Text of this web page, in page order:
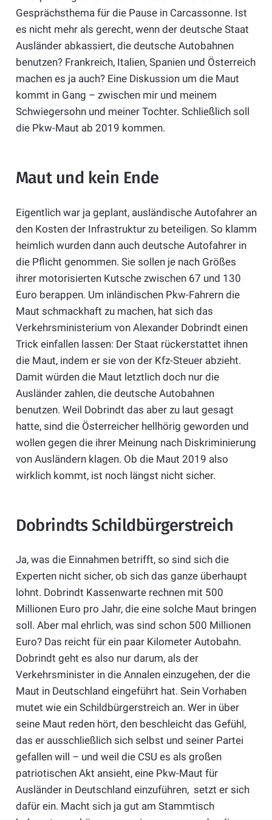
Gesprächsthema für die Pause in Carcassonne. Ist
es nicht mehr als gerecht, wenn der deutsche Staat
Ausländer abkassiert, die deutsche Autobahnen
benutzen? Frankreich, Italien, Spanien und Österreich
machen es ja auch? Eine Diskussion um die Maut
kommt in Gang – zwischen mir und meinem
Schwiegersohn und meiner Tochter. Schließlich soll
die Pkw-Maut ab 2019 kommen.
Maut und kein Ende
Eigentlich war ja geplant, ausländische Autofahrer an
den Kosten der Infrastruktur zu beteiligen. So klamm
heimlich wurden dann auch deutsche Autofahrer in
die Pflicht genommen. Sie sollen je nach Größes
ihrer motorisierten Kutsche zwischen 67 und 130
Euro berappen. Um inländischen Pkw-Fahrern die
Maut schmackhaft zu machen, hat sich das
Verkehrsministerium von Alexander Dobrindt einen
Trick einfallen lassen: Der Staat rückerstattet ihnen
die Maut, indem er sie von der Kfz-Steuer abzieht.
Damit würden die Maut letztlich doch nur die
Ausländer zahlen, die deutsche Autobahnen
benutzen. Weil Dobrindt das aber zu laut gesagt
hatte, sind die Österreicher hellhörig geworden und
wollen gegen die ihrer Meinung nach Diskriminierung
von Ausländern klagen. Ob die Maut 2019 also
wirklich kommt, ist noch längst nicht sicher.
Dobrindts Schildbürgerstreich
Ja, was die Einnahmen betrifft, so sind sich die
Experten nicht sicher, ob sich das ganze überhaupt
lohnt. Dobrindt Kassenwarte rechnen mit 500
Millionen Euro pro Jahr, die eine solche Maut bringen
soll. Aber mal ehrlich, was sind schon 500 Millionen
Euro? Das reicht für ein paar Kilometer Autobahn.
Dobrindt geht es also nur darum, als der
Verkehrsminister in die Annalen einzugehen, der die
Maut in Deutschland eingeführt hat. Sein Vorhaben
mutet wie ein Schildbürgerstreich an. Wer in über
seine Maut reden hört, den beschleicht das Gefühl,
das er ausschließlich sich selbst und seiner Partei
gefallen will – und weil die CSU es als großen
patriotischen Akt ansieht, eine Pkw-Maut für
Ausländer in Deutschland einzuführen, setzt er sich
dafür ein. Macht sich ja gut am Stammtisch